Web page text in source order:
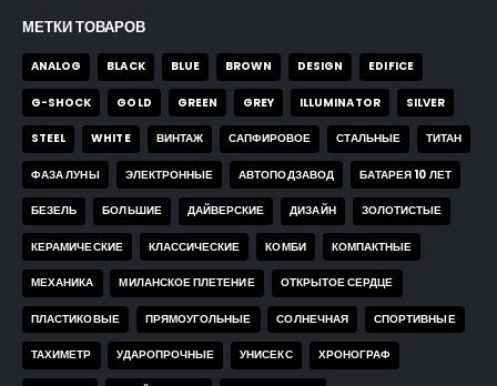
МЕТКИ ТОВАРОВ
ANALOG BLACK BLUE BROWN DESIGN EDIFICE
G-SHOCK GOLD GREEN GREY ILLUMINATOR SILVER
STEEL WHITE ВИНТАЖ САПФИРОВОЕ СТАЛЬНЫЕ ТИТАН
ФАЗА ЛУНЫ ЭЛЕКТРОННЫЕ АВТОПОДЗАВОД БАТАРЕЯ 10 ЛЕТ
БЕЗЕЛЬ БОЛЬШИЕ ДАЙВЕРСКИЕ ДИЗАЙН ЗОЛОТИСТЫЕ
КЕРАМИЧЕСКИЕ КЛАССИЧЕСКИЕ КОМБИ КОМПАКТНЫЕ
МЕХАНИКА МИЛАНСКОЕ ПЛЕТЕНИЕ ОТКРЫТОЕ СЕРДЦЕ
ПЛАСТИКОВЫЕ ПРЯМОУГОЛЬНЫЕ СОЛНЕЧНАЯ СПОРТИВНЫЕ
ТАХИМЕТР УДАРОПРОЧНЫЕ УНИСЕКС ХРОНОГРАФ